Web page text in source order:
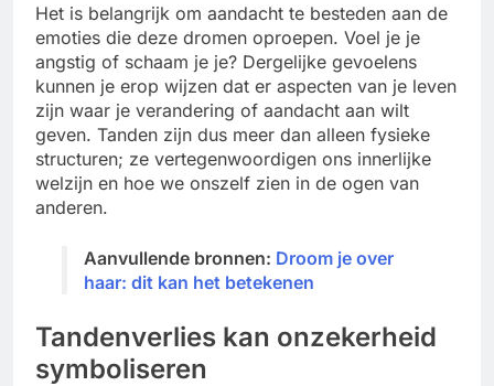
Het is belangrijk om aandacht te besteden aan de
emoties die deze dromen oproepen. Voel je je
angstig of schaam je je? Dergelijke gevoelens
kunnen je erop wijzen dat er aspecten van je leven
zijn waar je verandering of aandacht aan wilt
geven. Tanden zijn dus meer dan alleen fysieke
structuren; ze vertegenwoordigen ons innerlijke
welzijn en hoe we onszelf zien in de ogen van
anderen.
Aanvullende bronnen: Droom je over
haar­: dit kan het betekenen
Tandenverlies kan onzekerheid
symboliseren